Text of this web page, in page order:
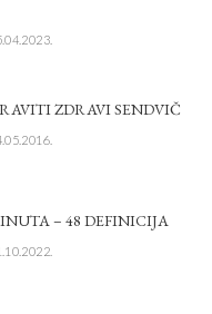
ZDRAVI SENDVIČ
– 48 DEFINICIJA